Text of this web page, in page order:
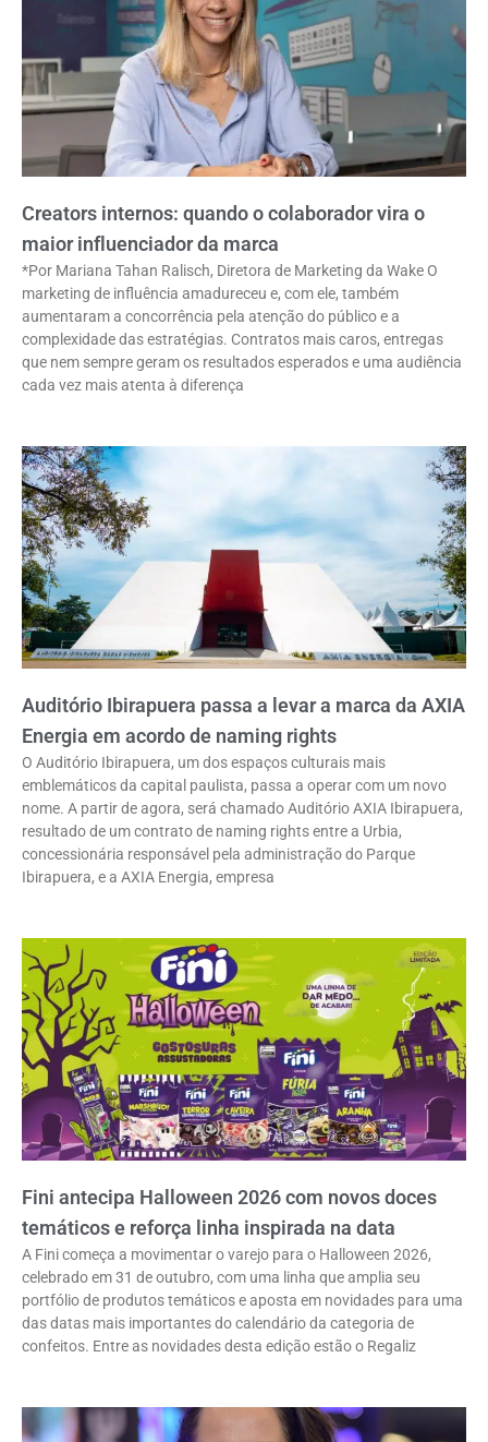
Creators internos: quando o colaborador vira o
maior influenciador da marca
*Por Mariana Tahan Ralisch, Diretora de Marketing da Wake O
marketing de influência amadureceu e, com ele, também
aumentaram a concorrência pela atenção do público e a
complexidade das estratégias. Contratos mais caros, entregas
que nem sempre geram os resultados esperados e uma audiência
cada vez mais atenta à diferença
Auditório Ibirapuera passa a levar a marca da AXIA
Energia em acordo de naming rights
O Auditório Ibirapuera, um dos espaços culturais mais
emblemáticos da capital paulista, passa a operar com um novo
nome. A partir de agora, será chamado Auditório AXIA Ibirapuera,
resultado de um contrato de naming rights entre a Urbia,
concessionária responsável pela administração do Parque
Ibirapuera, e a AXIA Energia, empresa
Fini antecipa Halloween 2026 com novos doces
temáticos e reforça linha inspirada na data
A Fini começa a movimentar o varejo para o Halloween 2026,
celebrado em 31 de outubro, com uma linha que amplia seu
portfólio de produtos temáticos e aposta em novidades para uma
das datas mais importantes do calendário da categoria de
confeitos. Entre as novidades desta edição estão o Regaliz